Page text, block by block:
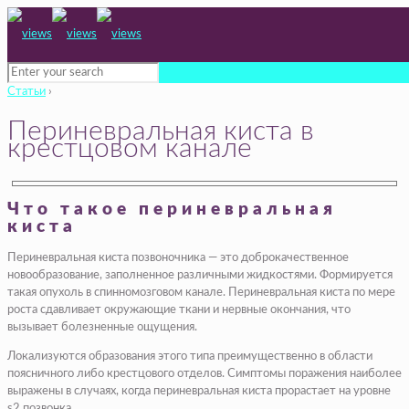
Статьи ›
Периневральная киста в
крестцовом канале
Что такое периневральная
киста
Периневральная киста позвоночника — это доброкачественное
новообразование, заполненное различными жидкостями. Формируется
такая опухоль в спинномозговом канале. Периневральная киста по мере
роста сдавливает окружающие ткани и нервные окончания, что
вызывает болезненные ощущения.
Локализуются образования этого типа преимущественно в области
поясничного либо крестцового отделов. Симптомы поражения наиболее
выражены в случаях, когда периневральная киста прорастает на уровне